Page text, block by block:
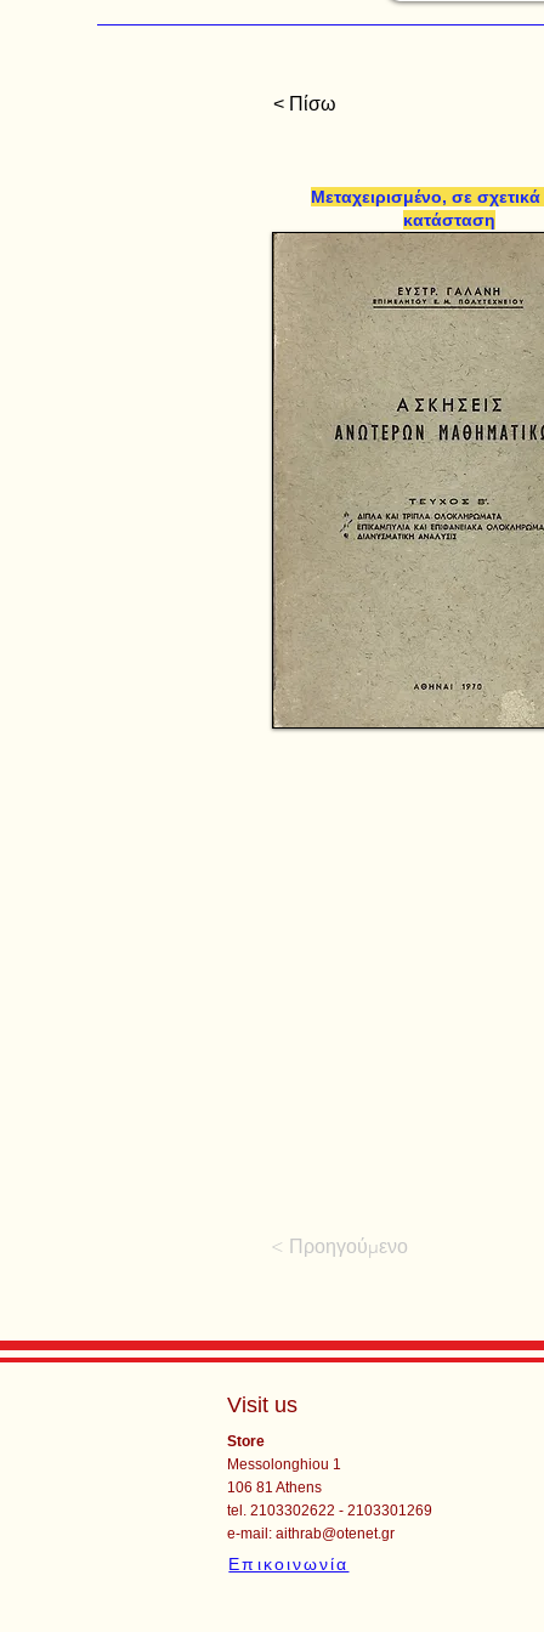
< Πίσω
Μεταχειρισμένο, σε
κατάσταση
< Προηγούμενο
Visit us
Store
Messolonghiou 1
106 81 Athens
tel. 2103302622 - 2103301269
e-mail:aithrab@otenet.gr
Επικοινωνία